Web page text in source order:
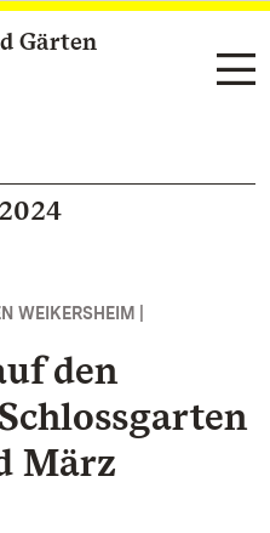
Gärten
WEIKERSHEIM |
den
März